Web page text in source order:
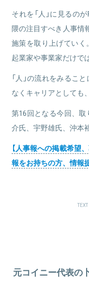
それを「人」に見るの
隈の注目すべき人事情
施策を取り上げていく
起業家や事業家だけで
「人」の流れをみるこ
なくキャリアとしても
第16回となる今回、
介氏、宇野雄氏、沖本
【人事報への掲載希望
報をお持ちの方、情報
元コイニー代表の